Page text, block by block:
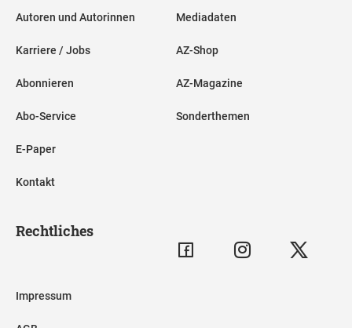
Autoren und Autorinnen
Karriere / Jobs
Abonnieren
Abo-Service
E-Paper
Kontakt
Mediadaten
AZ-Shop
AZ-Magazine
Sonderthemen
Rechtliches
Impressum